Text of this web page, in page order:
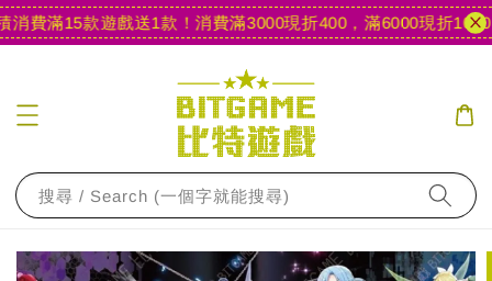
費滿15款遊戲送1款！ 消費滿3000現折400，滿6000現折1000
搜尋 / Search (一個字就能搜尋)